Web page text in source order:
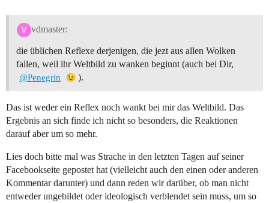
vdmaster:
die üblichen Reflexe derjenigen, die jezt aus allen Wolken
fallen, weil ihr Weltbild zu wanken beginnt (auch bei Dir,
@Penegrin ).
Das ist weder ein Reflex noch wankt bei mir das Weltbild. Das
Ergebnis an sich finde ich nicht so besonders, die Reaktionen
darauf aber um so mehr.
Lies doch bitte mal was Strache in den letzten Tagen auf seiner
Facebookseite gepostet hat (vielleicht auch den einen oder anderen
Kommentar darunter) und dann reden wir darüber, ob man nicht
entweder ungebildet oder ideologisch verblendet sein muss, um so